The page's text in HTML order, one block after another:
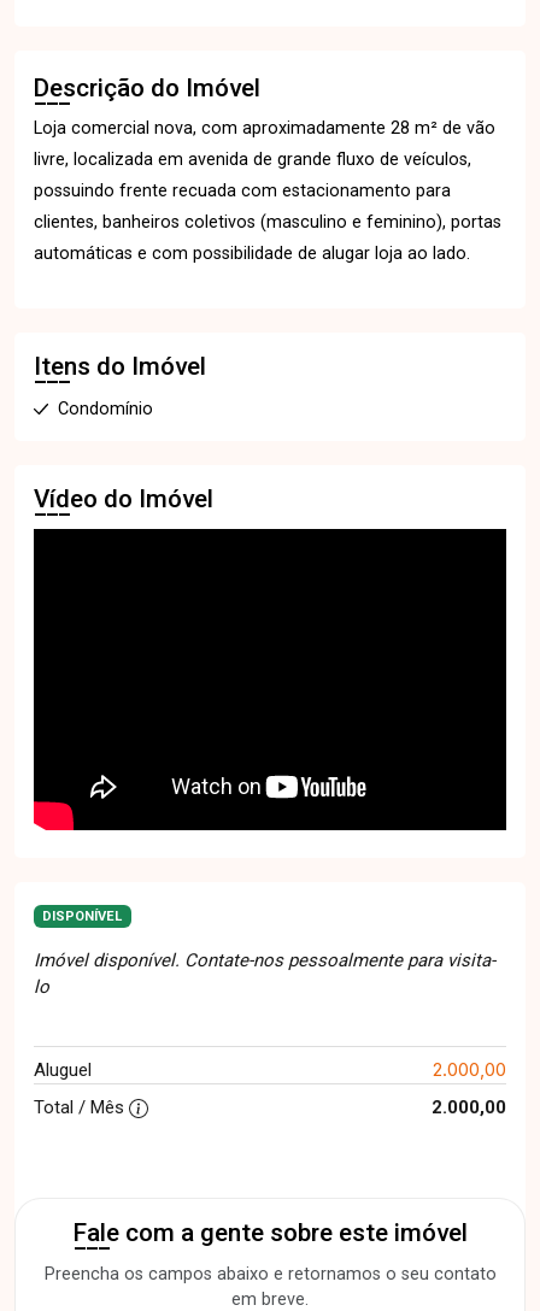
Descrição do Imóvel
Loja comercial nova, com aproximadamente 28 m² de vão
livre, localizada em avenida de grande fluxo de veículos,
possuindo frente recuada com estacionamento para
clientes, banheiros coletivos (masculino e feminino), portas
automáticas e com possibilidade de alugar loja ao lado.
Itens do Imóvel
Condomínio
Vídeo do Imóvel
DISPONÍVEL
Imóvel disponível. Contate-nos pessoalmente para visita-
lo
Aluguel 2.000,00
Total / Mês 2.000,00
Fale com a gente sobre este imóvel
Preencha os campos abaixo e retornamos o seu contato
em breve.